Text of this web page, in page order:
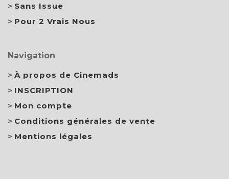
Sans Issue
Pour 2 Vrais Nous
Navigation
À propos de Cinemads
INSCRIPTION
Mon compte
Conditions générales de vente
Mentions légales